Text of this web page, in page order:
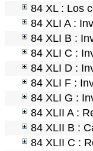
84 XL : Los
84 XLI A :
84 XLI B :
84 XLI C :
84 XLI D :
84 XLI F :
84 XLI G :
84 XLII A :
84 XLII B :
84 XLII C :